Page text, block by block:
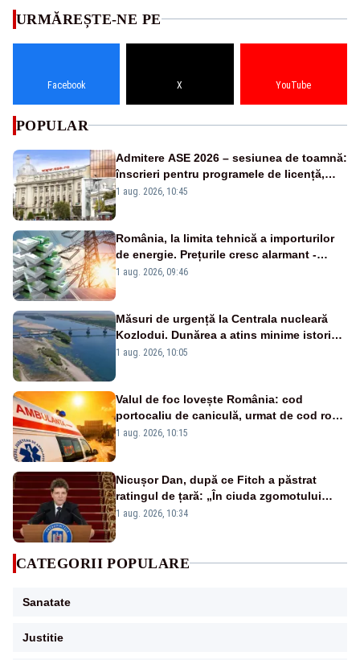
URMĂREȘTE-NE PE
Facebook X YouTube
POPULAR
Admitere ASE 2026 – sesiunea de toamnă:
înscrieri pentru programele de licență,
masterat și doctorat
1 aug. 2026, 10:45
România, la limita tehnică a importurilor
de energie. Prețurile cresc alarmant -
Analiză Realitatea Plus
1 aug. 2026, 09:46
Măsuri de urgență la Centrala nucleară
Kozlodui. Dunărea a atins minime istorice
și în Bulgaria
1 aug. 2026, 10:05
Valul de foc lovește România: cod
portocaliu de caniculă, urmat de cod roșu
duminică. Temperaturile urcă spre 40°C
1 aug. 2026, 10:15
Nicușor Dan, după ce Fitch a păstrat
ratingul de țară: „În ciuda zgomotului
politic, România funcționează”
1 aug. 2026, 10:34
CATEGORII POPULARE
Sanatate
Justitie